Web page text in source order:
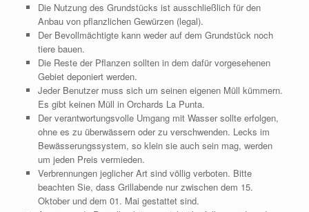
Die Nutzung des Grundstücks ist ausschließlich für den
Anbau von pflanzlichen Gewürzen (legal).
Der Bevollmächtigte kann weder auf dem Grundstück noch
tiere bauen.
Die Reste der Pflanzen sollten in dem dafür vorgesehenen
Gebiet deponiert werden.
Jeder Benutzer muss sich um seinen eigenen Müll kümmern.
Es gibt keinen Müll in Orchards La Punta.
Der verantwortungsvolle Umgang mit Wasser sollte erfolgen,
ohne es zu überwässern oder zu verschwenden. Lecks im
Bewässerungssystem, so klein sie auch sein mag, werden
um jeden Preis vermieden.
Verbrennungen jeglicher Art sind völlig verboten. Bitte
beachten Sie, dass Grillabende nur zwischen dem 15.
Oktober und dem 01. Mai gestattet sind.